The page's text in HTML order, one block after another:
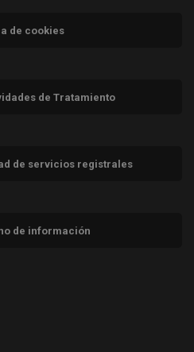
de cookies
de Tratamiento
de servicios registrales
de información